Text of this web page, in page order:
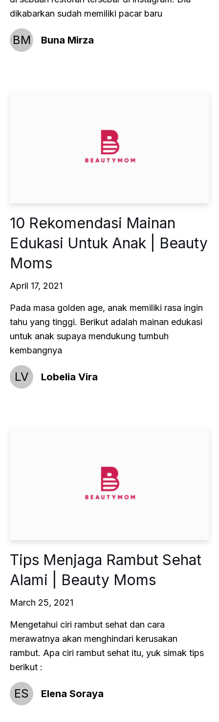
dikabarkan sudah memiliki pacar baru
BM Buna Mirza
10 Rekomendasi Mainan
Edukasi Untuk Anak | Beauty
Moms
April 17, 2021
Pada masa golden age, anak memiliki rasa ingin
tahu yang tinggi. Berikut adalah mainan edukasi
untuk anak supaya mendukung tumbuh
kembangnya
LV Lobelia Vira
Tips Menjaga Rambut Sehat
Alami | Beauty Moms
March 25, 2021
Mengetahui ciri rambut sehat dan cara
merawatnya akan menghindari kerusakan
rambut. Apa ciri rambut sehat itu, yuk simak tips
berikut :
ES Elena Soraya